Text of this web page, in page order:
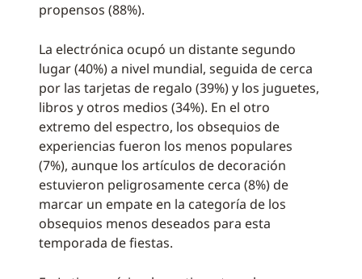
propensos (88%).
La electrónica ocupó un distante segundo
lugar (40%) a nivel mundial, seguida de cerca
por las tarjetas de regalo (39%) y los juguetes,
libros y otros medios (34%). En el otro
extremo del espectro, los obsequios de
experiencias fueron los menos populares
(7%), aunque los artículos de decoración
estuvieron peligrosamente cerca (8%) de
marcar un empate en la categoría de los
obsequios menos deseados para esta
temporada de fiestas.